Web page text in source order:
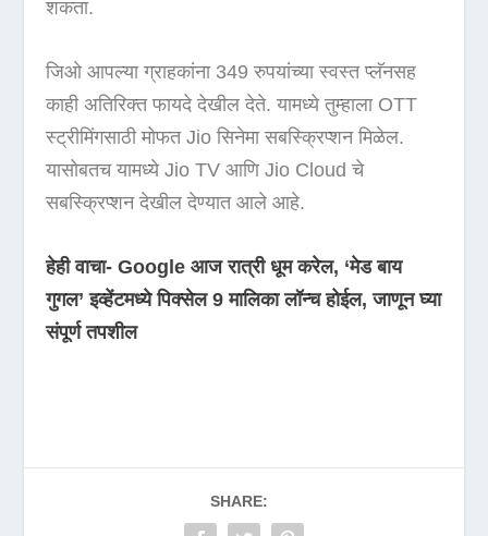
शकता.
जिओ आपल्या ग्राहकांना 349 रुपयांच्या स्वस्त प्लॅनसह
काही अतिरिक्त फायदे देखील देते. यामध्ये तुम्हाला OTT
स्ट्रीमिंगसाठी मोफत Jio सिनेमा सबस्क्रिप्शन मिळेल.
यासोबतच यामध्ये Jio TV आणि Jio Cloud चे
सबस्क्रिप्शन देखील देण्यात आले आहे.
हेही वाचा- Google आज रात्री धूम करेल, ‘मेड बाय
गुगल’ इव्हेंटमध्ये पिक्सेल 9 मालिका लॉन्च होईल, जाणून घ्या
संपूर्ण तपशील
SHARE: